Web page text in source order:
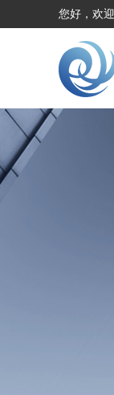
您好，欢